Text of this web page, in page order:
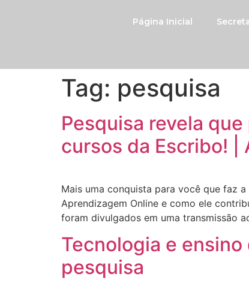
Página Inicial
Tag: pesquisa
Pesquisa revela
cursos da Escribo! |
Mais uma conquista para você que faz
Aprendizagem Online e como ele
foram divulgados em uma transmissão
Tecnologia e
pesquisa